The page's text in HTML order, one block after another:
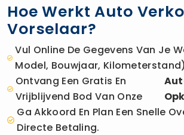
Hoe Werkt Auto
Vorselaar?
Vul Online De Gegevens Van Je
Model, Bouwjaar,
Ontvang Een Gratis En
Vrijblijvend Bod Van Onze
Ga Akkoord En Plan Een Snelle
Directe Betaling.